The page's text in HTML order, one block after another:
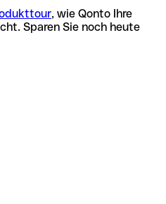
, wie Qonto Ihre
Sparen Sie noch heute